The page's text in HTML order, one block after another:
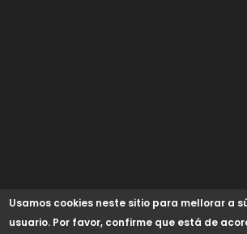
Usamos cookies neste sitio para mellorar a
usuario. Por favor, confirme que está de